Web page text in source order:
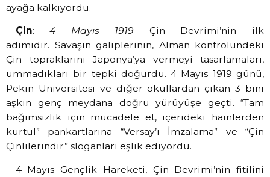
ayağa kalkıyordu.
Çin:4 Mayıs 1919 Çin Devrimi’nin ilk
adımıdır. Savaşın galiplerinin, Alman kontrolündeki
Çin topraklarını Japonya’ya vermeyi tasarlamaları,
ummadıkları bir tepki doğurdu. 4 Mayıs 1919 günü,
Pekin Üniversitesi ve diğer okullardan çıkan 3 bini
aşkın genç meydana doğru yürüyüşe geçti. “Tam
bağımsızlık için mücadele et, içerideki hainlerden
kurtul” pankartlarına “Versay’ı İmzalama” ve “Çin
Çinlilerindir” sloganları eşlik ediyordu.
4 Mayıs Gençlik Hareketi, Çin Devrimi’nin fitilini